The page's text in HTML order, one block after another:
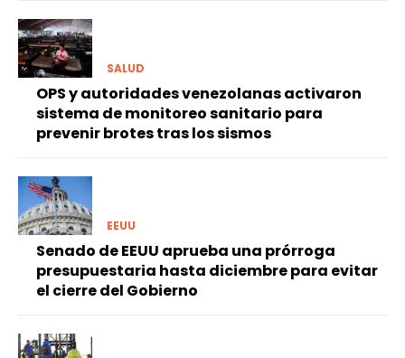
SALUD
OPS y autoridades venezolanas activaron
sistema de monitoreo sanitario para
prevenir brotes tras los sismos
EEUU
Senado de EEUU aprueba una prórroga
presupuestaria hasta diciembre para evitar
el cierre del Gobierno